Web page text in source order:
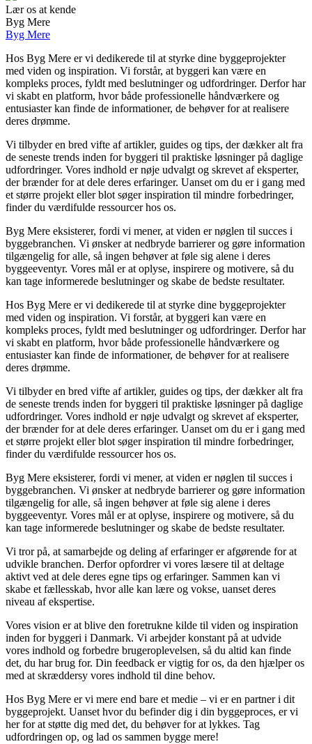
Lær os at kende
Byg Mere
Byg Mere
Hos Byg Mere er vi dedikerede til at styrke dine byggeprojekter
med viden og inspiration. Vi forstår, at byggeri kan være en
kompleks proces, fyldt med beslutninger og udfordringer. Derfor har
vi skabt en platform, hvor både professionelle håndværkere og
entusiaster kan finde de informationer, de behøver for at realisere
deres drømme.
Vi tilbyder en bred vifte af artikler, guides og tips, der dækker alt fra
de seneste trends inden for byggeri til praktiske løsninger på daglige
udfordringer. Vores indhold er nøje udvalgt og skrevet af eksperter,
der brænder for at dele deres erfaringer. Uanset om du er i gang med
et større projekt eller blot søger inspiration til mindre forbedringer,
finder du værdifulde ressourcer hos os.
Byg Mere eksisterer, fordi vi mener, at viden er nøglen til succes i
byggebranchen. Vi ønsker at nedbryde barrierer og gøre information
tilgængelig for alle, så ingen behøver at føle sig alene i deres
byggeeventyr. Vores mål er at oplyse, inspirere og motivere, så du
kan tage informerede beslutninger og skabe de bedste resultater.
Hos Byg Mere er vi dedikerede til at styrke dine byggeprojekter
med viden og inspiration. Vi forstår, at byggeri kan være en
kompleks proces, fyldt med beslutninger og udfordringer. Derfor har
vi skabt en platform, hvor både professionelle håndværkere og
entusiaster kan finde de informationer, de behøver for at realisere
deres drømme.
Vi tilbyder en bred vifte af artikler, guides og tips, der dækker alt fra
de seneste trends inden for byggeri til praktiske løsninger på daglige
udfordringer. Vores indhold er nøje udvalgt og skrevet af eksperter,
der brænder for at dele deres erfaringer. Uanset om du er i gang med
et større projekt eller blot søger inspiration til mindre forbedringer,
finder du værdifulde ressourcer hos os.
Byg Mere eksisterer, fordi vi mener, at viden er nøglen til succes i
byggebranchen. Vi ønsker at nedbryde barrierer og gøre information
tilgængelig for alle, så ingen behøver at føle sig alene i deres
byggeeventyr. Vores mål er at oplyse, inspirere og motivere, så du
kan tage informerede beslutninger og skabe de bedste resultater.
Vi tror på, at samarbejde og deling af erfaringer er afgørende for at
udvikle branchen. Derfor opfordrer vi vores læsere til at deltage
aktivt ved at dele deres egne tips og erfaringer. Sammen kan vi
skabe et fællesskab, hvor alle kan lære og vokse, uanset deres
niveau af ekspertise.
Vores vision er at blive den foretrukne kilde til viden og inspiration
inden for byggeri i Danmark. Vi arbejder konstant på at udvide
vores indhold og forbedre brugeroplevelsen, så du altid kan finde
det, du har brug for. Din feedback er vigtig for os, da den hjælper os
med at skræddersy vores indhold til dine behov.
Hos Byg Mere er vi mere end bare et medie – vi er en partner i dit
byggeprojekt. Uanset hvor du befinder dig i din byggeproces, er vi
her for at støtte dig med det, du behøver for at lykkes. Tag
udfordringen op, og lad os sammen bygge mere!